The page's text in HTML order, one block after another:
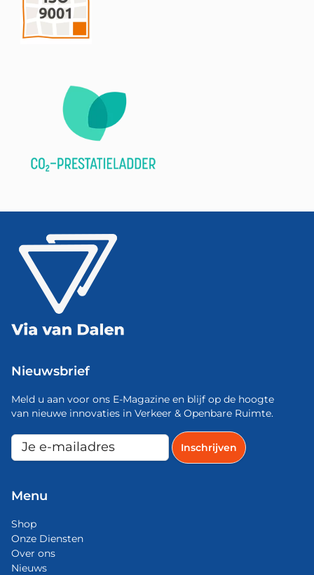
Nieuwsbrief
Meld u aan voor ons E-Magazine en blijf op de hoogte
van nieuwe innovaties in Verkeer & Openbare Ruimte.
Menu
Shop
Onze Diensten
Over ons
Nieuws